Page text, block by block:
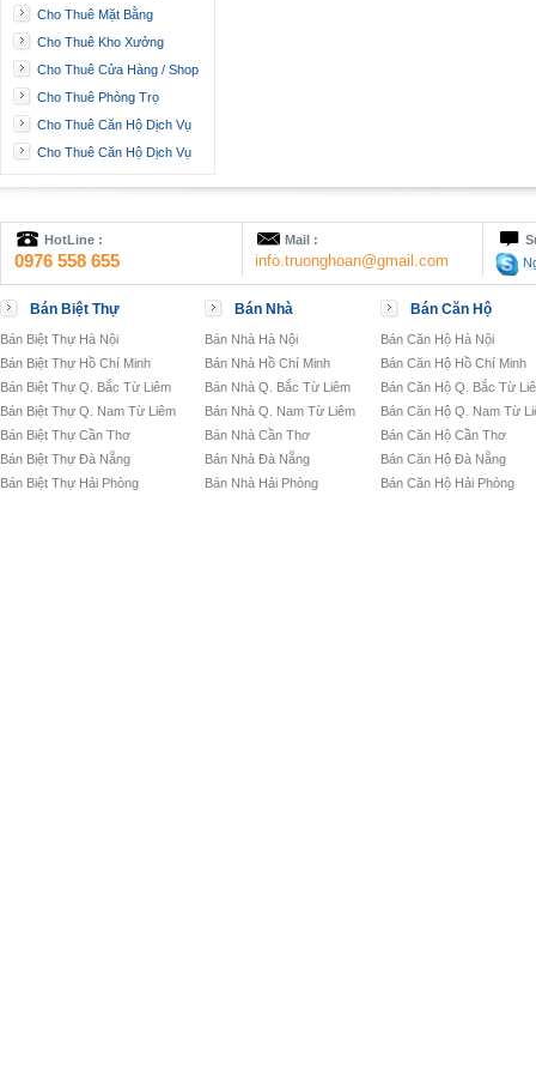
Cho Thuê Mặt Bằng
Cho Thuê Kho Xưởng
Cho Thuê Cửa Hàng / Shop
Cho Thuê Phòng Trọ
Cho Thuê Căn Hộ Dịch Vụ
Cho Thuê Căn Hộ Dịch Vụ
HotLine :
0976 558 655
Mail :
info.truonghoan@gmail.com
Bán Biệt Thự
Bán Biệt Thự Hà Nội
Bán Biệt Thự Hồ Chí Minh
Bán Biệt Thự Q. Bắc Từ Liêm
Bán Biệt Thự Q. Nam Từ Liêm
Bán Biệt Thự Cần Thơ
Bán Biệt Thự Đà Nẵng
Bán Biệt Thự Hải Phòng
Bán Nhà
Bán Nhà Hà Nội
Bán Nhà Hồ Chí Minh
Bán Nhà Q. Bắc Từ Liêm
Bán Nhà Q. Nam Từ Liêm
Bán Nhà Cần Thơ
Bán Nhà Đà Nẵng
Bán Nhà Hải Phòng
Bán Căn Hộ
Bán Căn Hộ Hà Nội
Bán Căn Hộ Hồ Chí Minh
Bán Căn Hộ Q. Bắc Từ
Bán Căn Hộ Q. Nam Từ
Bán Căn Hộ Cần Thơ
Bán Căn Hộ Đà Nẵng
Bán Căn Hộ Hải Phòng